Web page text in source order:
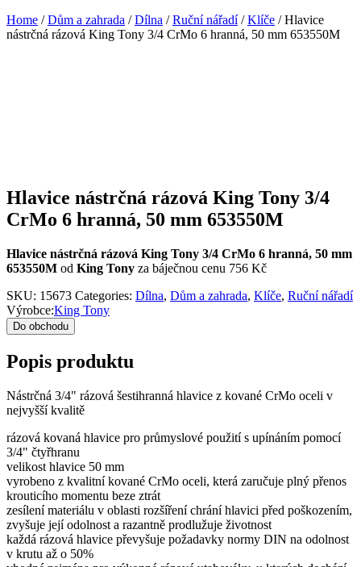
Home /Dům a zahrada /Dílna /Ruční nářadí/Klíče / Hlavice
nástrčná rázová King Tony 3/4 CrMo 6 hranná, 50 mm 653550M
Hlavice nástrčná rázová King Tony 3/4
CrMo 6 hranná, 50 mm 653550M
Hlavice nástrčná rázová King Tony 3/4 CrMo 6 hranná, 50 mm
653550M od King Tony za báječnou cenu 756 Kč
SKU: 15673 Categories: Dílna, Dům a zahrada, Klíče, Ruční nářadí
Výrobce:King Tony
Do obchodu
Popis produktu
Nástrčná 3/4" rázová šestihranná hlavice z kované CrMo oceli v
nejvyšší kvalitě
rázová kovaná hlavice pro průmyslové použití s upínáním pomocí
3/4" čtyřhranu
velikost hlavice 50 mm
vyrobeno z kvalitní kované CrMo oceli, která zaručuje plný přenos
krouticího momentu beze ztrát
zesílení materiálu v oblasti rozšíření chrání hlavici před poškozením,
zvyšuje její odolnost a razantně prodlužuje životnost
každá rázová hlavice převyšuje požadavky normy DIN na odolnost
v krutu až o 50%